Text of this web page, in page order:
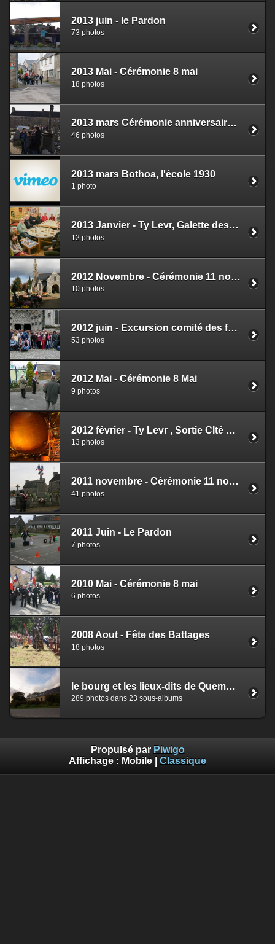
2013 juin - le Pardon
73 photos
2013 Mai - Cérémonie 8 mai
18 photos
2013 mars Cérémonie anniversaire du 19 mars 1962
46 photos
2013 mars Bothoa, l'école 1930
1 photo
2013 Janvier - Ty Levr, Galette des Rois
12 photos
2012 Novembre - Cérémonie 11 novembre
10 photos
2012 juin - Excursion comité des fêtes
53 photos
2012 Mai - Cérémonie 8 Mai
9 photos
2012 février - Ty Levr , Sortie CIté des Télécoms
13 photos
2011 novembre - Cérémonie 11 novembre
41 photos
2011 Juin - Le Pardon
7 photos
2010 Mai - Cérémonie 8 mai
6 photos
2008 Aout - Fête des Battages
18 photos
le bourg et les lieux-dits de Quemperven
289 photos dans 23 sous-albums
Propulsé par Piwigo
Affichage : Mobile Classique